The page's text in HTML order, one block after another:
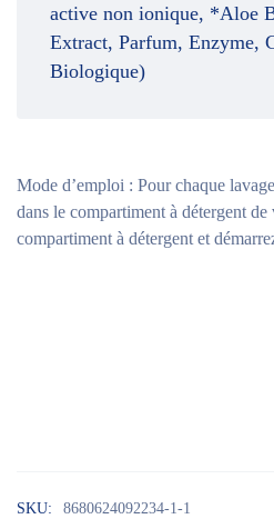
active non ionique, *Aloe
Extract, Parfum, Enzyme,
Biologique)
Mode d’emploi : Pour chaque
dans le compartiment à détergent
compartiment à détergent et
SKU: 8680624092234-1-1